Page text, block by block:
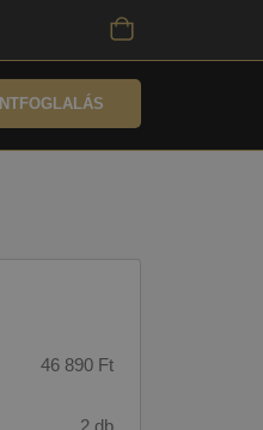
46 890 Ft
2 db